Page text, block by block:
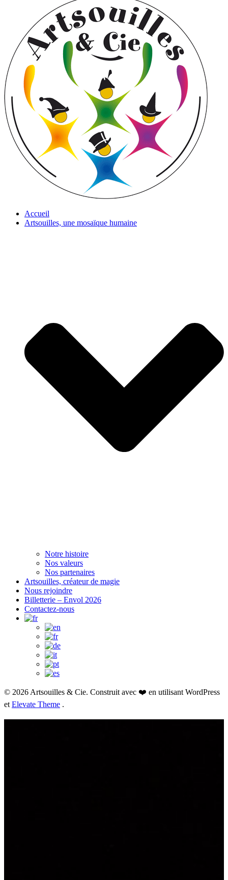
Accueil
Artsouilles, une mosaïque humaine
Notre histoire
Nos valeurs
Nos partenaires
Artsouilles, créateur de magie
Nous rejoindre
Billetterie – Envol 2026
Contactez-nous
© 2026 Artsouilles & Cie. Construit avec ❤️ en utilisant WordPress
et Elevate Theme .